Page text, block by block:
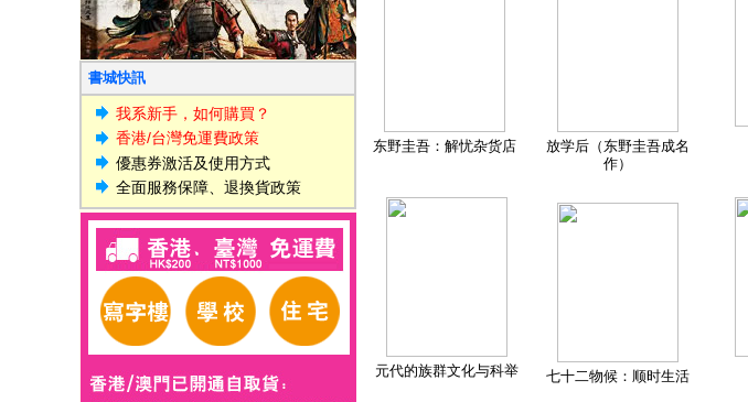
書城快訊
我系新手，如何購買？
香港/台灣免運費政策
優惠券激活及使用方式
全面服務保障、退換貨政策
东野圭吾：解忧杂货店
放学后（东野圭吾成名
作）
元代的族群文化与科举 七十二物候：顺时生活